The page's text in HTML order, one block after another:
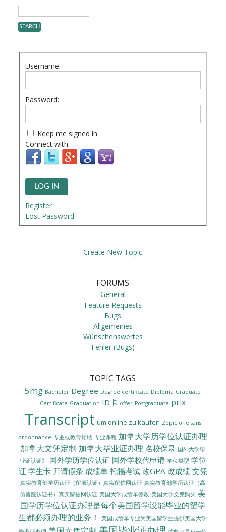
Username:
Password:
Keep me signed in
Connect with
LOG IN
Register
Lost Password
Create New Topic
FORUMS
General
Feature Requests
Bugs
Allgemeines
Wünschenswertes
Fehler (Bugs)
TOPIC TAGS
5mg Bachelor Degree Degree certificate Diploma Graduate
Certificate Graduation ID卡 offer Postgraduate prix
Transcript um online zu kaufen Zopiclone sans
ordonnance 专业或教育领域 专业课程 加拿大学历学位认证办理
加拿大文凭定制 加拿大毕业证办理 名校保录 国外大学毕
业证认证〗
国外学历学位认证 国外学校代申请 学位类型 学位
证 学生卡 开请假条 成绩单 托福考试 改GPA 改成绩 文凭
真实教育部学历认证（留服认证）真实留信网认证 真实教育部学历认证（高
仿留服认证书）真实留信网认证 美国大学成绩单修改 美国大学文凭购买 美
国学历学位认证办理是每个美国留学没能毕业的留学
生都必须办理的业务！
美国成绩单专业为美国留学生提供美国大学